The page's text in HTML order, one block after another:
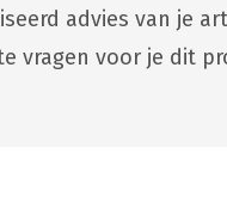
advies van je
vragen voor je dit